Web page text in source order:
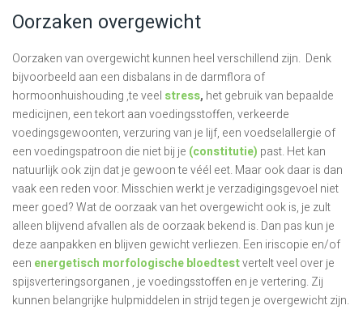
Oorzaken overgewicht
Oorzaken van overgewicht kunnen heel verschillend zijn. Denk
bijvoorbeeld aan een disbalans in de darmflora of
hormoonhuishouding ,te veel stress, het gebruik van bepaalde
medicijnen, een tekort aan voedingsstoffen, verkeerde
voedingsgewoonten, verzuring van je lijf, een voedselallergie of
een voedingspatroon die niet bij je (constitutie) past. Het kan
natuurlijk ook zijn dat je gewoon te véél eet. Maar ook daar is dan
vaak een reden voor. Misschien werkt je verzadigingsgevoel niet
meer goed? Wat de oorzaak van het overgewicht ook is, je zult
alleen blijvend afvallen als de oorzaak bekend is. Dan pas kun je
deze aanpakken en blijven gewicht verliezen. Een iriscopie en/of
een energetisch morfologische bloedtestvertelt veel over je
spijsverteringsorganen , je voedingsstoffen en je vertering. Zij
kunnen belangrijke hulpmiddelen in strijd tegen je overgewicht zijn.